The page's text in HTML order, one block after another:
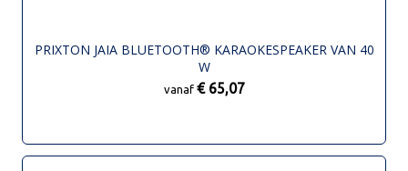
PRIXTON JAIA BLUETOOTH® KARAOKESPEAKER VAN 40
W
vanaf € 65,07